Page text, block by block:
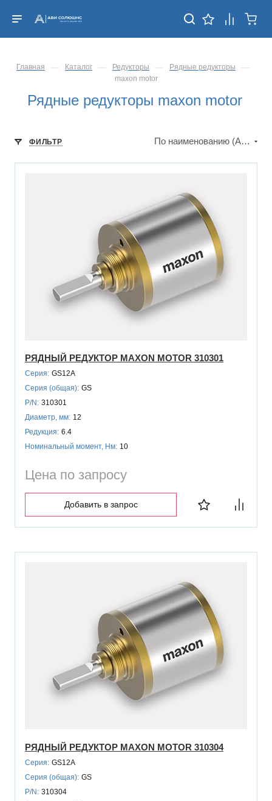
Главная — Каталог — Редукторы — Рядные редукторы —
maxon motor
Рядные редукторы maxon motor
ФИЛЬТР По наименованию (А-Я)
РЯДНЫЙ РЕДУКТОР MAXON MOTOR 310301
Серия: GS12A
Серия (общая): GS
P/N: 310301
Диаметр, мм: 12
Редукция: 6.4
Номинальный момент, Нм: 10
Цена по запросу
Добавить в запрос
РЯДНЫЙ РЕДУКТОР MAXON MOTOR 310304
Серия: GS12A
Серия (общая): GS
P/N: 310304